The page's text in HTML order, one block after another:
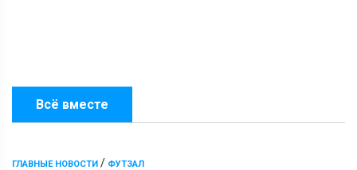
Всё вместе
ГЛАВНЫЕ НОВОСТИ / ФУТЗАЛ